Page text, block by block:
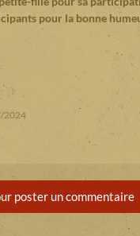
pour la bonne
2024
poster un commentaire